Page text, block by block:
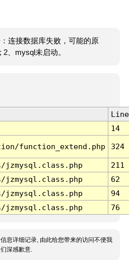
连接数据库失败，可能的原
、mysql未启动。
Line
14
function_extend.php 324
jzmysql.class.php
211
jzmysql.class.php
62
jzmysql.class.php
94
jzmysql.class.php 76
息详细记录, 由此给您带来的访问不便我
们深感歉意.